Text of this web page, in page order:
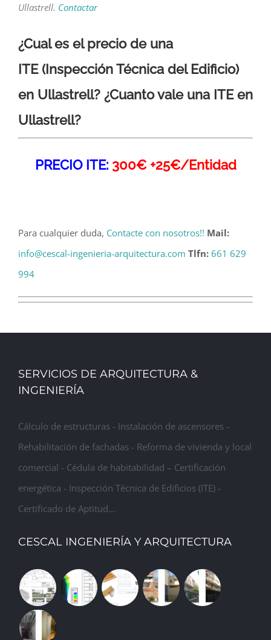
Ullastrell. Contactar
¿Cual es el precio de una
ITE (Inspección Técnica del Edificio)
en Ullastrell? ¿Cuanto vale una ITE en
Ullastrell?
PRECIO ITE: 300€ +25€/Entidad
Para cualquier duda, Contacte con nosotros!! Mail:
info@cescal-ingenieria-arquitectura.com Tlfn: 661 629
994
SERVICIOS DE ARQUITECTURA &
INGENIERÍA
Cálculo de estructuras - Instalación de ascensores -
Rehabilitación de fachadas - Reforma de vivienda y local
comercial - Cédula de habitabilidad – Certificación
energética - Inspección Técnica de Edificios (ITE) -
Certificado de Aptitud...
CESCAL INGENIERÍA Y ARQUITECTURA